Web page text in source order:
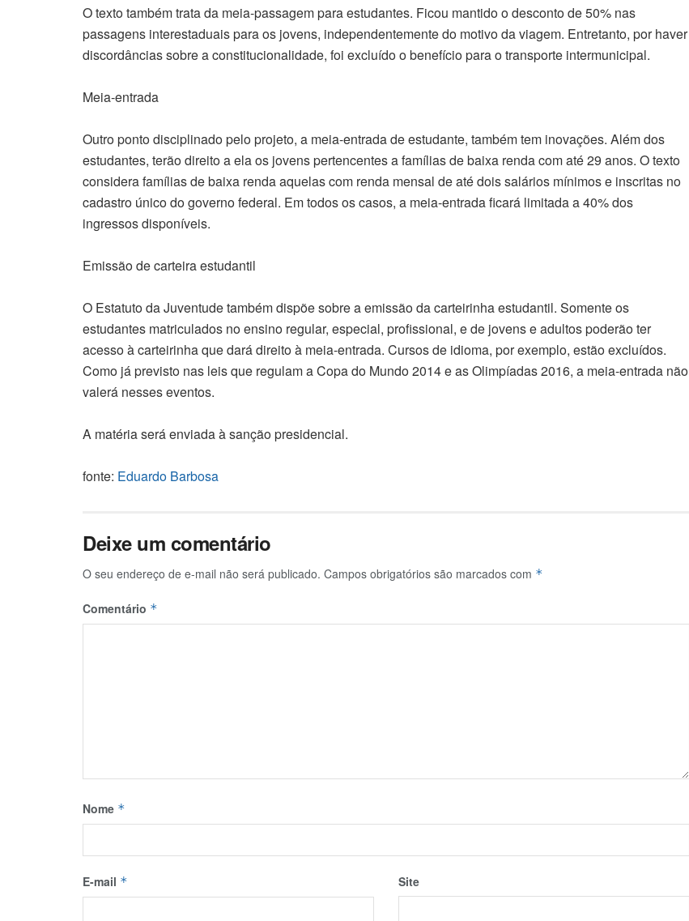
O texto também trata da meia-passagem para estudantes. Ficou mantido o desconto de 50% nas
passagens interestaduais para os jovens, independentemente do motivo da viagem. Entretanto, por haver
discordâncias sobre a constitucionalidade, foi excluído o benefício para o transporte intermunicipal.
Meia-entrada
Outro ponto disciplinado pelo projeto, a meia-entrada de estudante, também tem inovações. Além dos
estudantes, terão direito a ela os jovens pertencentes a famílias de baixa renda com até 29 anos. O texto
considera famílias de baixa renda aquelas com renda mensal de até dois salários mínimos e inscritas no
cadastro único do governo federal. Em todos os casos, a meia-entrada ficará limitada a 40% dos
ingressos disponíveis.
Emissão de carteira estudantil
O Estatuto da Juventude também dispõe sobre a emissão da carteirinha estudantil. Somente os
estudantes matriculados no ensino regular, especial, profissional, e de jovens e adultos poderão ter
acesso à carteirinha que dará direito à meia-entrada. Cursos de idioma, por exemplo, estão excluídos.
Como já previsto nas leis que regulam a Copa do Mundo 2014 e as Olimpíadas 2016, a meia-entrada não
valerá nesses eventos.
A matéria será enviada à sanção presidencial.
fonte: Eduardo Barbosa
Deixe um comentário
O seu endereço de e-mail não será publicado. Campos obrigatórios são marcados com *
Comentário *
Nome *
E-mail * Site